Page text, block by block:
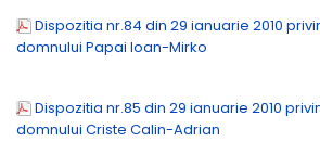
Dispozitia nr.84 din 29 ianuarie 2010
domnului Papai Ioan-Mirko
Dispozitia nr.85 din 29 ianuarie 2010
domnului Criste Calin-Adrian